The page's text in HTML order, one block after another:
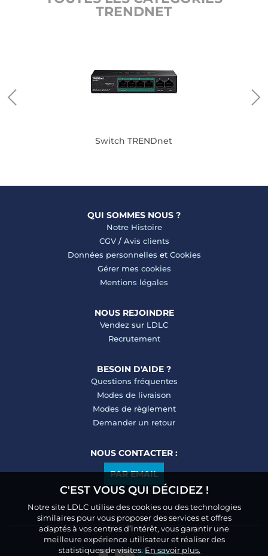
TRENDNET
Switch TRENDnet
QUI SOMMES NOUS ?
Notre Histoire
CGV/ Avis clients
Données personnelles et Cookies
Gérer mes cookies
Mentions légales
NOUS REJOINDRE
Vendez sur LDLC
Recrutement
BESOIN D'AIDE ?
Questions fréquentes
Modes de livraison
Modes de règlement
Demander un retour
NOUS CONTACTER :
PAR EMAIL
C'EST VOUS QUI DÉCIDEZ !
Notre site LDLC utilise des cookies ou des technologies
similaires pour vous proposer des services et offres
adaptés à vos centres d’intérêt, vous garantir une
meilleure expérience utilisateur et réaliser des
statistiques de visites.En savoir plus.